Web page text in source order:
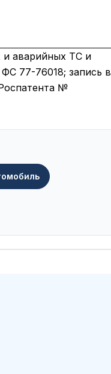
и аварийных ТС и
77-76018; запись в
№